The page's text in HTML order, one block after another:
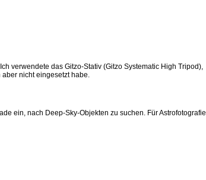
verwendete das Gitzo-Stativ (Gitzo Systematic High Tripod),
nicht eingesetzt habe.
ein, nach Deep-Sky-Objekten zu suchen. Für Astrofotografie